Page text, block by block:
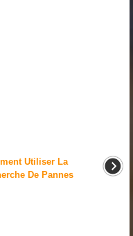
Utiliser La
De Pannes